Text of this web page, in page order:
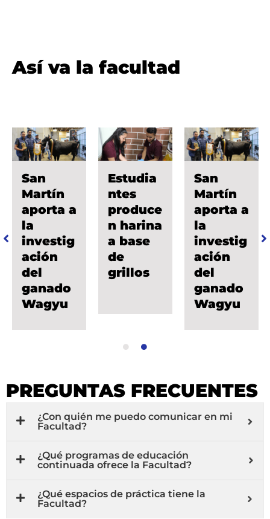
Así va la facultad
San
Martín
aporta a
la
investig
ación
del
ganado
Wagyu
Estudia
ntes
produce
n harina
a base
de
grillos
San
Martín
aporta a
la
investig
ación
del
ganado
Wagyu
PREGUNTAS FRECUENTES
¿Con quién me puedo comunicar en mi
Facultad?
¿Qué programas de educación
continuada ofrece la Facultad?
¿Qué espacios de práctica tiene la
Facultad?